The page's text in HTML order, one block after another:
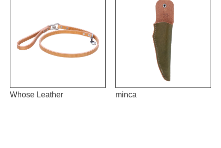
Whose Leather minca